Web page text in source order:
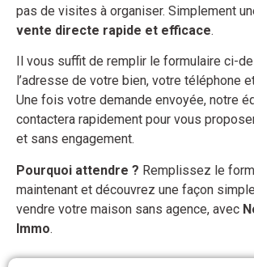
pas de visites à organiser. Simplement
vente directe rapide et efficace.
Il vous suffit de remplir le formulaire ci-
l’adresse de votre bien, votre téléphone
Une fois votre demande envoyée, notre
contactera rapidement pour vous
et sans engagement.
Pourquoi attendre ? Remplissez le
maintenant et découvrez une façon
vendre votre maison sans agence, avec
Immo.